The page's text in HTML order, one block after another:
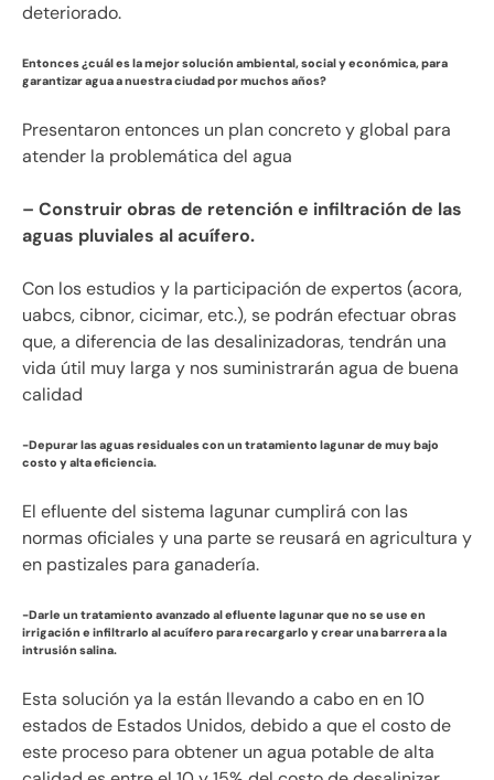
deteriorado.
Entonces ¿cuál es la mejor solución ambiental, social y económica, para
garantizar agua a nuestra ciudad por muchos años?
Presentaron entonces un plan concreto y global para
atender la problemática del agua
– Construir obras de retención e infiltración de las
aguas pluviales al acuífero.
Con los estudios y la participación de expertos (acora,
uabcs, cibnor, cicimar, etc.), se podrán efectuar obras
que, a diferencia de las desalinizadoras, tendrán una
vida útil muy larga y nos suministrarán agua de buena
calidad
-Depurar las aguas residuales con un tratamiento lagunar de muy bajo
costo y alta eficiencia.
El efluente del sistema lagunar cumplirá con las
normas oficiales y una parte se reusará en agricultura y
en pastizales para ganadería.
-Darle un tratamiento avanzado al efluente lagunar que no se use en
irrigación e infiltrarlo al acuífero para recargarlo y crear una barrera a la
intrusión salina.
Esta solución ya la están llevando a cabo en en 10
estados de Estados Unidos, debido a que el costo de
este proceso para obtener un agua potable de alta